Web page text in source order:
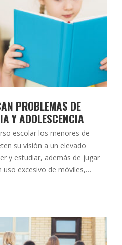
PROBLEMAS DE
Y ADOLESCENCIA
escolar los menores de
su visión a un elevado
y estudiar, además de jugar
excesivo de móviles,
con mayor demanda …